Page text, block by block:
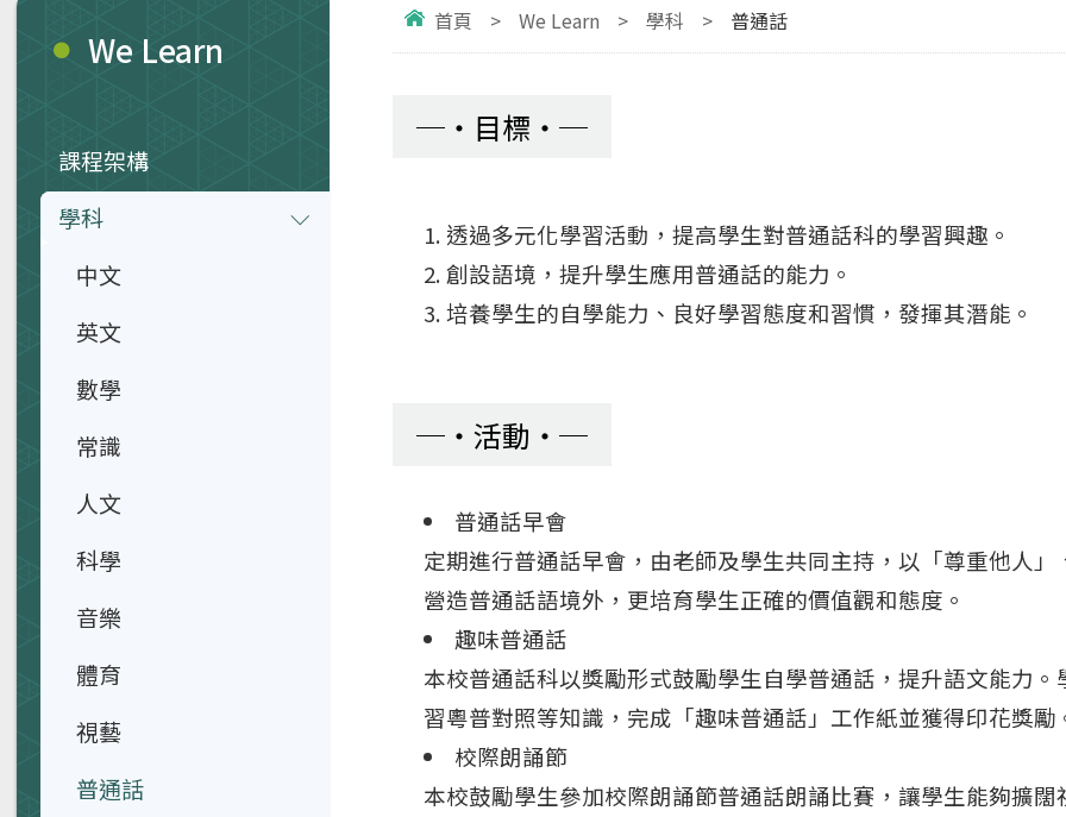
首頁 > We Learn > 學科 > 普通話
目標
透過多元化學習活動，提高學生對普通話科的學習興趣。
創設語境，提升學生應用普通話的能力。
培養學生的自學能力、良好學習態度和習慣，發揮其潛能。
活動
普通話早會
定期進行普通話早會，由老師及學生共同主持，以「尊重他人
營造普通話語境外，更培育學生正確的價值觀和態度。
趣味普通話
本校普通話科以獎勵形式鼓勵學生自學普通話，提升語文能力
習粵普對照等知識，完成「趣味普通話」工作紙並獲得印花獎勵
校際朗誦節
本校鼓勵學生參加校際朗誦節普通話朗誦比賽，讓學生能夠擴
We Learn
課程架構
學科
中文
英文
數學
常識
人文
科學
音樂
體育
視藝
普通話